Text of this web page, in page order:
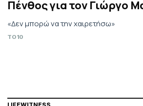
Πένθος για τον Γιώργο
«Δεν μπορώ να την χαιρετήσω»
TO10